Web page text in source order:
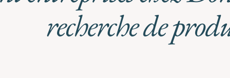
recherche de